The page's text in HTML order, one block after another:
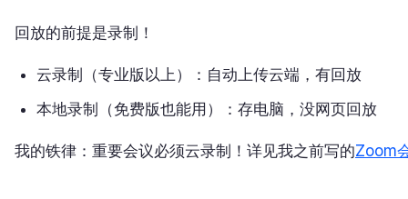
回放的前提是录制！
云录制（专业版以上）：自动上传云端，有回放
本地录制（免费版也能用）：存电脑，没网页回放
我的铁律：重要会议必须云录制！详见我之前写的Zoom